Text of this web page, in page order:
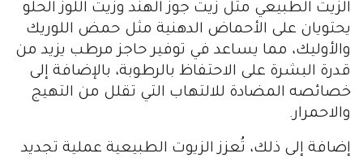
الزيت الطبيعي مثل زيت جوز الهند وزيت اللوز الحلو
يحتويان على الأحماض الدهنية مثل حمض اللوريك
والأوليك، مما يساعد في توفير حاجز مرطب يزيد من
قدرة البشرة على الاحتفاظ بالرطوبة، بالإضافة إلى
خصائصه المضادة للالتهاب التي تقلل من التهيج
والاحمرار.
إضافة إلى ذلك، تُعزز الزيوت الطبيعية عملية تجديد